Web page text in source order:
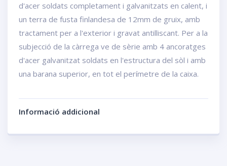
d'acer soldats completament i galvanitzats en calent, i
un terra de fusta finlandesa de 12mm de gruix, amb
tractament per a l'exterior i gravat antilliscant. Per a la
subjecció de la càrrega ve de sèrie amb 4 ancoratges
d'acer galvanitzat soldats en l'estructura del sòl i amb
una barana superior, en tot el perímetre de la caixa.
Informació addicional